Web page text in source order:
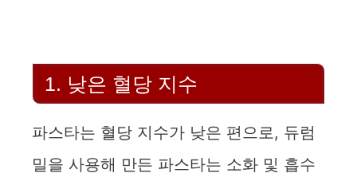
1. 낮은 혈당 지수
파스타는 혈당 지수가 낮은 편으로, 듀럼
밀을 사용해 만든 파스타는 소화 및 흡수